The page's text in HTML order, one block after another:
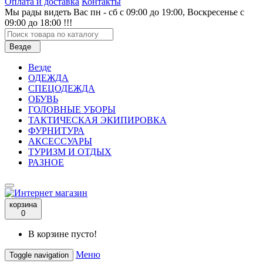
Мы рады видеть Вас пн - сб с 09:00 до 19:00, Воскресенье с
09:00 до 18:00 !!!
Везде
Везде
ОДЕЖДА
СПЕЦОДЕЖДА
ОБУВЬ
ГОЛОВНЫЕ УБОРЫ
ТАКТИЧЕСКАЯ ЭКИПИРОВКА
ФУРНИТУРА
АКСЕССУАРЫ
ТУРИЗМ И ОТДЫХ
РАЗНОЕ
корзина
0
В корзине пусто!
Toggle navigation Меню